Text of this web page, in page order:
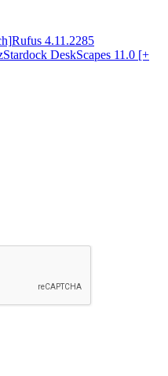
Rufus 4.11.2285
Stardock DeskScapes 11.0 [+